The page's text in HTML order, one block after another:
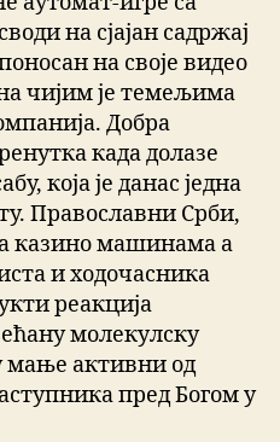
на сјајан садржај
на своје видео
чијим је темељима
Добра
када долазе
која је данас једна
Православни Срби,
казино машинама а
и ходочасника
реакција
молекулску
мање активни од
пред Богом у